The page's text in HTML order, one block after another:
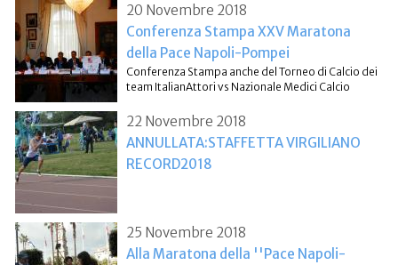
20 Novembre 2018
Conferenza Stampa XXV Maratona
della Pace Napoli-Pompei
Conferenza Stampa anche del Torneo di Calcio dei
team ItalianAttori vs Nazionale Medici Calcio
22 Novembre 2018
ANNULLATA:STAFFETTA VIRGILIANO
RECORD2018
25 Novembre 2018
Alla Maratona della ''Pace Napoli-